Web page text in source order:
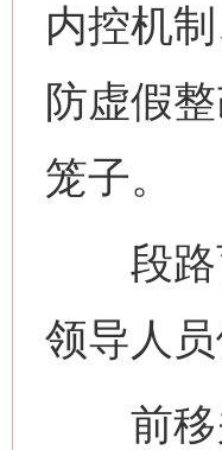
内控机
防虚假
笼子。
段路育
领导人
前移关